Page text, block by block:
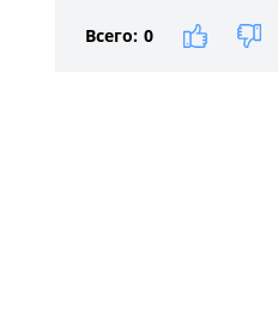
Всего: 0